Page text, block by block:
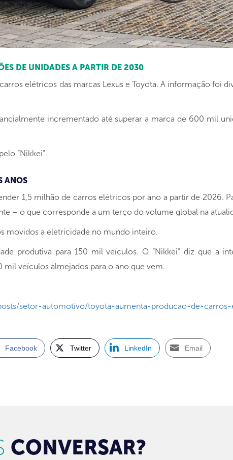
DE UNIDADES A PARTIR DE 2030
elétricos das marcas Lexus e Toyota. A informação foi
incrementado até superar a marca de 600 mil
“Nikkei”.
ANOS
1,5 milhão de carros elétricos por ano a partir de 2026.
– o que corresponde a um terço do volume global na
movidos a eletricidade no mundo inteiro.
produtiva para 150 mil veículos. O “Nikkei” diz que a
veículos almejados para o ano que vem.
setor-automotivo/toyota-aumenta-producao-de-
Facebook Twitter LinkedIn Email
CONVERSAR?